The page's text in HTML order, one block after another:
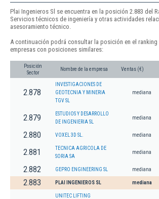
Plai Ingenieros Sl se encuentra en la posición 2.883 del
Servicios técnicos de ingeniería y otras actividades
asesoramiento técnico.
A continuación podrá consultar la posición en el ranking
empresas con posiciones similares:
Posición
Sector
Nombre de la empresa Ventas (€)
2.878
INVESTIGACIONES DE
GEOTECNIA Y MINERIA
TGV SL
mediana
2.879
ESTUDIOS Y DESARROLLO
DE INGENIERIA SL
mediana
2.880 VOXEL 3D SL. mediana
2.881
TECNICA AGRICOLA DE
SORIA SA
mediana
2.882 GEPRO ENGINEERING SL mediana
2.883 PLAI INGENIEROS SL mediana
UNITEC LIFTING